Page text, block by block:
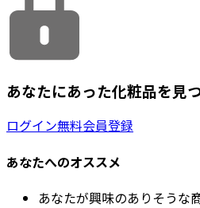
あなたにあった化粧品を見
ログイン無料会員登録
あなたへのオススメ
あなたが興味のありそうな